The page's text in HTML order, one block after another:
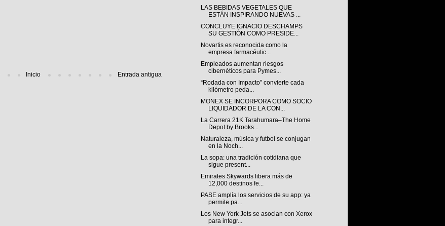
Entrada antigua
Inicio
LAS BEBIDAS VEGETALES QUE
ESTÁN INSPIRANDO NUEVAS ...
CONCLUYE IGNACIO DESCHAMPS
SU GESTIÓN COMO PRESIDE...
Novartis es reconocida como la
empresa farmacéutic...
Empleados aumentan riesgos
cibernéticos para Pymes...
“Rodada con Impacto” convierte cada
kilómetro peda...
MONEX SE INCORPORA COMO SOCIO
LIQUIDADOR DE LA CON...
La Carrera 21K Tarahumara–The Home
Depot by Brooks...
Naturaleza, música y futbol se conjugan
en la Noch...
La sopa: una tradición cotidiana que
sigue present...
Emirates Skywards libera más de
12,000 destinos fe...
PASE amplía los servicios de su app: ya
permite pa...
Los New York Jets se asocian con Xerox
para integr...